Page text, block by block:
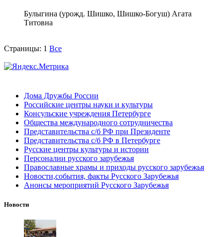
Булыгина (урожд. Шишко, Шишко-Богуш) Агата
Титовна
Страницы: 1 Все
Дома Дружбы России
Российские центры науки и культуры
Консульские учреждения Петербурге
Общества международного сотрудничества
Представительства с/б РФ при Президенте
Представительства с/б РФ в Петербурге
Русские центры культуры и истории
Персоналии русского зарубежья
Православные храмы и приходы русского зарубежья
Новости,события, факты Русского Зарубежья
Анонсы мероприятий Русского Зарубежья
Новости